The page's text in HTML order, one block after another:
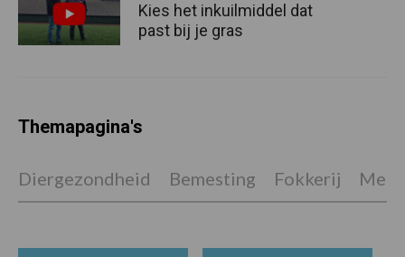
Kies het inkuilmiddel dat
past bij je gras
Themapagina's
Diergezondheid Bemesting Fokkerij